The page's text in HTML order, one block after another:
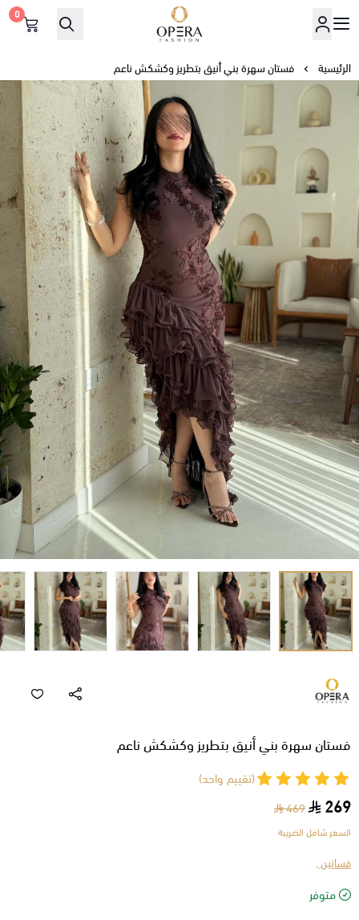
أوبرا فاشن
0
الرئيسية فستان سهرة بني أنيق بتطريز وكشكش ناعم
فستان سهرة بني أنيق بتطريز وكشكش ناعم
(تقييم واحد)
269
469
السعر شامل الضريبة
فساتين ,
متوفر